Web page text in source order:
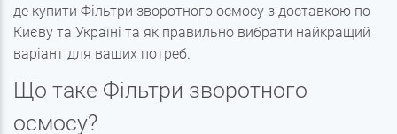
де купити Фільтри зворотного осмосу з доставкою по
Києву та Україні та як правильно вибрати найкращий
варіант для ваших потреб.
Що таке Фільтри зворотного
осмосу?